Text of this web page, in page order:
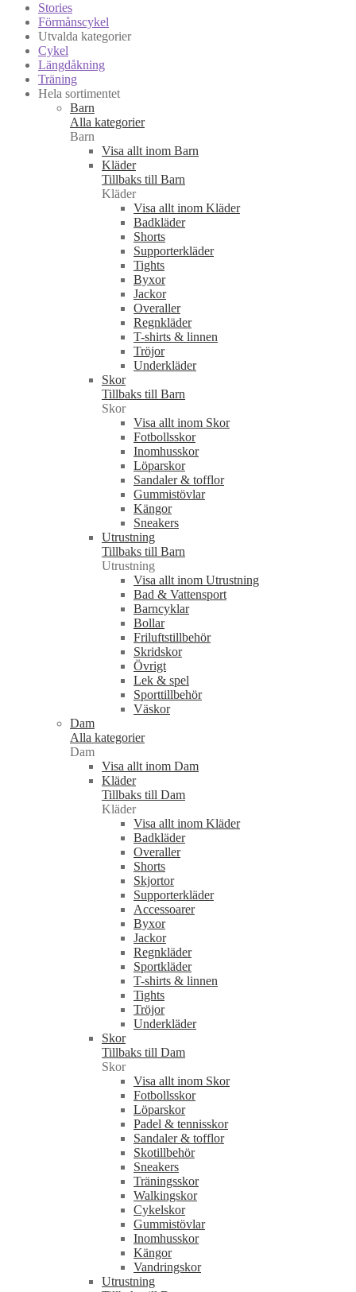
Stories
Förmånscykel
Utvalda kategorier
Cykel
Längdåkning
Träning
Hela sortimentet
Barn
Alla kategorier
Barn
Visa allt inom Barn
Kläder
Tillbaks till Barn
Kläder
Visa allt inom Kläder
Badkläder
Shorts
Supporterkläder
Tights
Byxor
Jackor
Overaller
Regnkläder
T-shirts & linnen
Tröjor
Underkläder
Skor
Tillbaks till Barn
Skor
Visa allt inom Skor
Fotbollsskor
Inomhusskor
Löparskor
Sandaler & tofflor
Gummistövlar
Kängor
Sneakers
Utrustning
Tillbaks till Barn
Utrustning
Visa allt inom Utrustning
Bad & Vattensport
Barncyklar
Bollar
Friluftstillbehör
Skridskor
Övrigt
Lek & spel
Sporttillbehör
Väskor
Dam
Alla kategorier
Dam
Visa allt inom Dam
Kläder
Tillbaks till Dam
Kläder
Visa allt inom Kläder
Badkläder
Overaller
Shorts
Skjortor
Supporterkläder
Accessoarer
Byxor
Jackor
Regnkläder
Sportkläder
T-shirts & linnen
Tights
Tröjor
Underkläder
Skor
Tillbaks till Dam
Skor
Visa allt inom Skor
Fotbollsskor
Löparskor
Padel & tennisskor
Sandaler & tofflor
Skotillbehör
Sneakers
Träningsskor
Walkingskor
Cykelskor
Gummistövlar
Inomhusskor
Kängor
Vandringskor
Utrustning